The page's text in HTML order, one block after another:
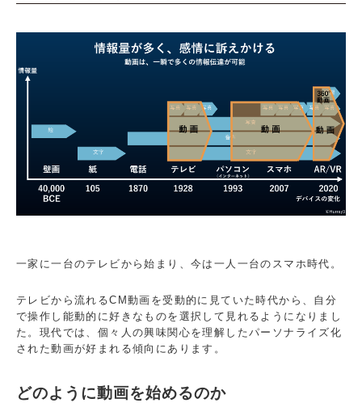
一家に一台のテレビから始まり、今は一人一台のスマホ時代。
テレビから流れるCM動画を受動的に見ていた時代から、自分
で操作し能動的に好きなものを選択して見れるようになりまし
た。現代では、個々人の興味関心を理解したパーソナライズ化
された動画が好まれる傾向にあります。
どのように動画を始めるのか